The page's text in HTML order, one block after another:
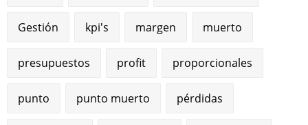
Gestión kpi's margen muerto
presupuestos profit proporcionales
punto punto muerto pérdidas